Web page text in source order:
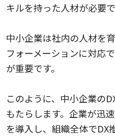
キルを持った人材が必要で
中小企業は社内の人材を
フォーメーションに対応
が重要です。
このように、中小企業の
もたらします。企業が迅
を導入し、組織全体でDX